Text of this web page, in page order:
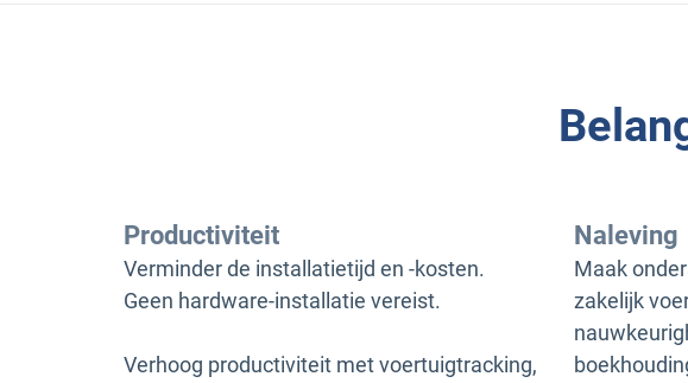
Productiviteit
Verminder de installatietijd en -kosten.
Geen hardware-installatie vereist.
Verhoog productiviteit met voertuigtracking,
Naleving
Maak
zakelijk